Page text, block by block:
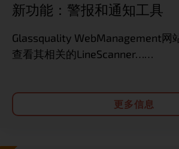
新功能：警报和通知工具
Glassquality WebManagement网
查看其相关的LineScanner……
更多信息